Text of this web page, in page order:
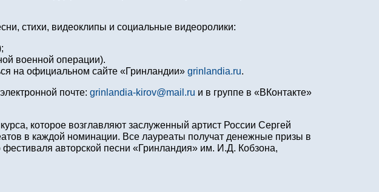
стихи, видеоклипы и социальные видеоролики:
военной операции).
на официальном сайте «Гринландии» grinlandia.ru.
почте: grinlandia-kirov@mail.ru и в группе в «ВКонтакте»
которое возглавляют заслуженный артист России Сергей
в каждой номинации. Все лауреаты получат денежные призы в
авторской песни «Гринландия» им. И.Д. Кобзона,